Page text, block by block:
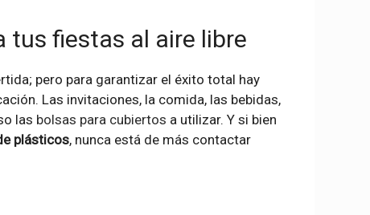
tus fiestas al aire libre
pero para garantizar el éxito total hay
Las invitaciones, la comida, las bebidas,
las bolsas para cubiertos a utilizar. Y si bien
plásticos, nunca está de más contactar